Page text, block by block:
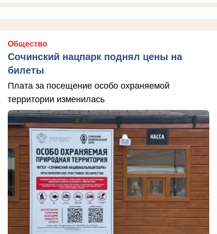
Общество
Сочинский нацпарк поднял цены на
билеты
Плата за посещение особо охраняемой
территории изменилась